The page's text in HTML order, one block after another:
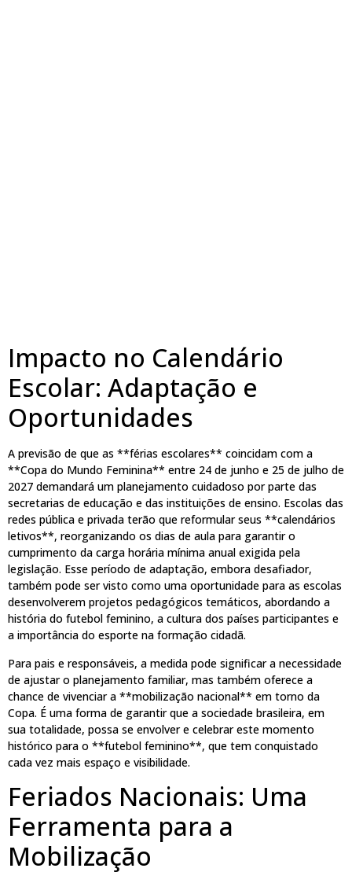
Impacto no Calendário
Escolar: Adaptação e
Oportunidades
A previsão de que as **férias escolares** coincidam com a
**Copa do Mundo Feminina** entre 24 de junho e 25 de julho de
2027 demandará um planejamento cuidadoso por parte das
secretarias de educação e das instituições de ensino. Escolas das
redes pública e privada terão que reformular seus **calendários
letivos**, reorganizando os dias de aula para garantir o
cumprimento da carga horária mínima anual exigida pela
legislação. Esse período de adaptação, embora desafiador,
também pode ser visto como uma oportunidade para as escolas
desenvolverem projetos pedagógicos temáticos, abordando a
história do futebol feminino, a cultura dos países participantes e
a importância do esporte na formação cidadã.
Para pais e responsáveis, a medida pode significar a necessidade
de ajustar o planejamento familiar, mas também oferece a
chance de vivenciar a **mobilização nacional** em torno da
Copa. É uma forma de garantir que a sociedade brasileira, em
sua totalidade, possa se envolver e celebrar este momento
histórico para o **futebol feminino**, que tem conquistado
cada vez mais espaço e visibilidade.
Feriados Nacionais: Uma
Ferramenta para a
Mobilização